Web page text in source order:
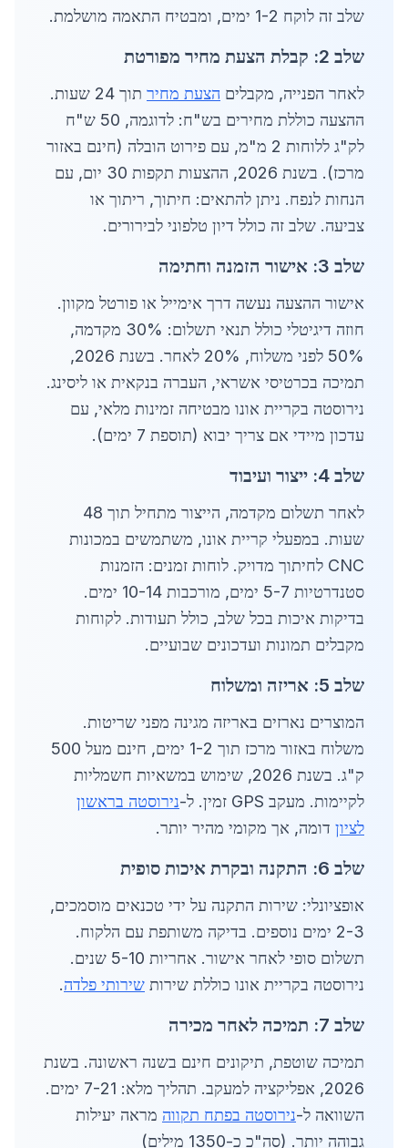
שלב זה לוקח 1-2 ימים, ומבטיח התאמה מושלמת.
שלב 2: קבלת הצעת מחיר מפורטת
לאחר הפנייה, מקבלים הצעת מחיר
תוך 24 שעות.
ההצעה כוללת מחירים בש"ח: לדוגמה, 50 ש"ח
לק"ג ללוחות 2 מ"מ, עם פירוט הובלה (חינם באזור
מרכז). בשנת 2026, ההצעות תקפות 30 יום, עם
הנחות לנפח. ניתן להתאים: חיתוך, ריתוך או
צביעה. שלב זה כולל דיון טלפוני לבירורים.
שלב 3: אישור הזמנה וחתימה
אישור ההצעה נעשה דרך אימייל או פורטל מקוון.
חוזה דיגיטלי כולל תנאי תשלום: 30% מקדמה,
50% לפני משלוח, 20% לאחר. בשנת 2026,
תמיכה בכרטיסי אשראי, העברה בנקאית או ליסינג.
נירוסטה בקריית אונו מבטיחה זמינות מלאי, עם
עדכון מיידי אם צריך יבוא (תוספת 7 ימים).
שלב 4: ייצור ועיבוד
לאחר תשלום מקדמה, הייצור מתחיל תוך 48
שעות. במפעלי קריית אונו, משתמשים במכונות
CNC לחיתוך מדויק. לוחות זמנים: הזמנות
סטנדרטיות 5-7 ימים, מורכבות 10-14 ימים.
בדיקות איכות בכל שלב, כולל תעודות. לקוחות
מקבלים תמונות ועדכונים שבועיים.
שלב 5: אריזה ומשלוח
המוצרים נארזים באריזה מגינה מפני שריטות.
משלוח באזור מרכז תוך 1-2 ימים, חינם מעל 500
ק"ג. בשנת 2026, שימוש במשאיות חשמליות
לקיימות. מעקב GPS זמין. ל-
נירוסטה בראשון
לציון דומה, אך מקומי מהיר יותר.
שלב 6: התקנה ובקרת איכות סופית
אופציונלי: שירות התקנה על ידי טכנאים מוסמכים,
2-3 ימים נוספים. בדיקה משותפת עם הלקוח.
תשלום סופי לאחר אישור. אחריות 5-10 שנים.
נירוסטה בקריית אונו כוללת שירות שירותי פלדה.
שלב 7: תמיכה לאחר מכירה
תמיכה שוטפת, תיקונים חינם בשנה ראשונה. בשנת
2026, אפליקציה למעקב. תהליך מלא: 7-21 ימים.
השוואה ל-נירוסטה בפתח תקווה מראה יעילות
גבוהה יותר. (סה"כ כ-1350 מילים)